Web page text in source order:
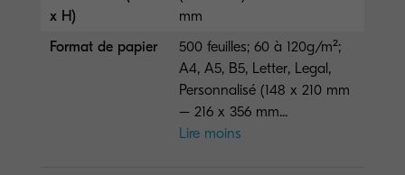
x H)
mm
Format de papier
500 feuilles; 60 à 120g/m²;
A4, A5, B5, Letter, Legal,
Personnalisé (148 x 210 mm
– 216 x 356 mm...
Lire moins